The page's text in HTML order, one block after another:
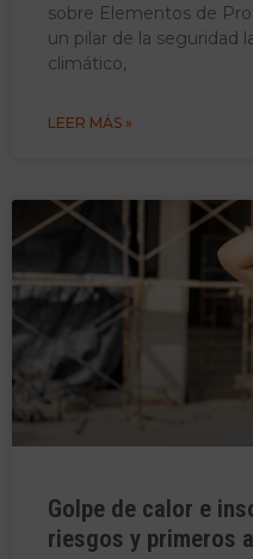
sobre Elementos de
un pilar de la seguridad
climático,
LEER MÁS »
Golpe de calor e
riesgos y primeros